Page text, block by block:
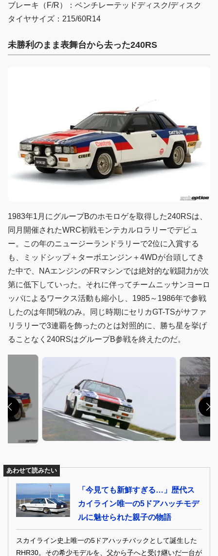
ブレーキ（F/R）：ベンチレーテッドディスク/ディスク
タイヤサイズ：215/60R14
未勝利のまま表舞台から去った240RS
1983年1月にグループBのホモロゲを取得した240RSは、
同月開催されたWRC初戦モンテカルロラリーでデビュ
ー。この年のニュージーランドラリーで2位に入賞する
も、ミッドシップ＋ターボエンジン＋4WDが台頭してき
た中で、NAエンジンのFRマシンでは絶対的な戦闘力が次
第に低下していった。それに伴ってチームニッサンヨーロ
ッパによるワークス活動も縮小し、1985～1986年で参戦
したのは年間5戦のみ。同じ時期にセリカGT-TSがサファ
リラリーで3連覇を飾ったのとは対照的に、勝ち星を挙げ
ることなく240RSはグループB参戦を終えたのだ。
あわせて読みたい
「今見ても新鮮すぎる…」歴代ス
カイライン唯一の5ドアハッチモデ
ルに魅せられた親子の物語
スカイライン史上唯一の5ドアハッチバックとして誕生した
RHR30。その希少モデルを、父から子へと受け継いだ一台が